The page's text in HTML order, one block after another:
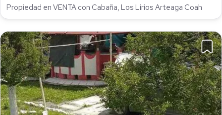
Propiedad en VENTA con Cabaña, Los Lirios Arteaga Coah